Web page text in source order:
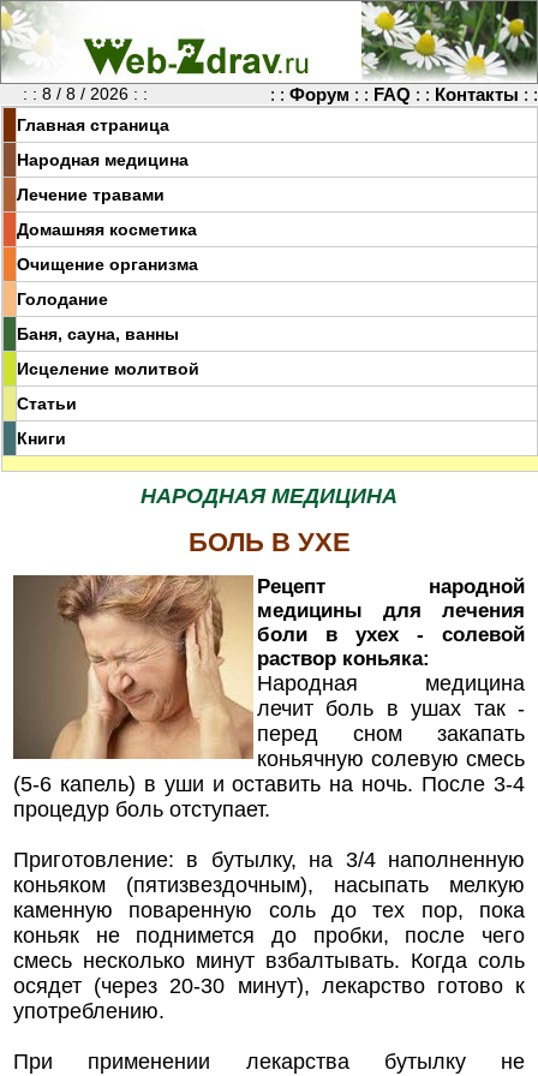
: : 8 / 8 / 2026 : : : : Форум : : FAQ : : Контакты : :
Главная страница
Народная медицина
Лечение травами
Домашняя косметика
Очищение организма
Голодание
Баня, сауна, ванны
Исцеление молитвой
Статьи
Книги
НАРОДНАЯ МЕДИЦИНА
БОЛЬ В УХЕ
Рецепт народной
медицины для лечения
боли в ухех - солевой
раствор коньяка:
Народная медицина
лечит боль в ушах так -
перед сном закапать
коньячную солевую смесь
(5-6 капель) в уши и оставить на ночь. После 3-4
процедур боль отступает.
Приготовление: в бутылку, на 3/4 наполненную
коньяком (пятизвездочным), насыпать мелкую
каменную поваренную соль до тех пор, пока
коньяк не поднимется до пробки, после чего
смесь несколько минут взбалтывать. Когда соль
осядет (через 20-30 минут), лекарство готово к
употреблению.
При применении лекарства бутылку не